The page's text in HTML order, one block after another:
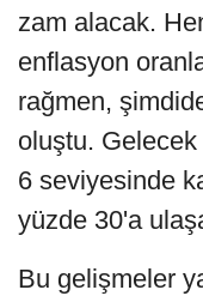
zam alacak.
enflasyon
rağmen,
oluştu.
6 seviyesinde
yüzde 30'a
Bu gelişmeler